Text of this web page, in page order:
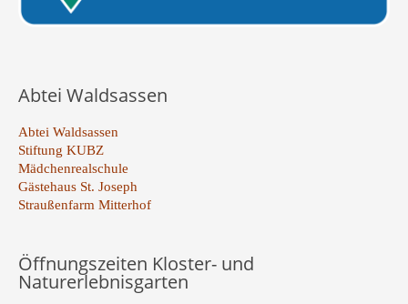
Abtei Waldsassen
Abtei Waldsassen
Stiftung KUBZ
Mädchenrealschule
Gästehaus St. Joseph
Straußenfarm Mitterhof
Öffnungszeiten Kloster- und
Naturerlebnisgarten